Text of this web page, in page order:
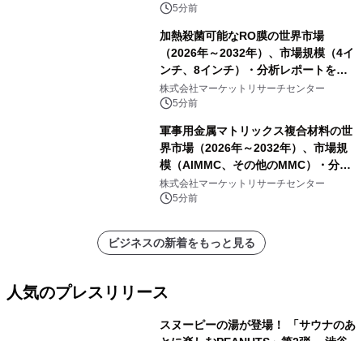
24日（月）発売
5分前
加熱殺菌可能なRO膜の世界市場
（2026年～2032年）、市場規模（4イ
ンチ、8インチ）・分析レポートを発
表
株式会社マーケットリサーチセンター
5分前
軍事用金属マトリックス複合材料の世
界市場（2026年～2032年）、市場規
模（AlMMC、その他のMMC）・分析
レポートを発表
株式会社マーケットリサーチセンター
5分前
ビジネスの新着をもっと見る
人気のプレスリリース
スヌーピーの湯が登場！ 「サウナのあ